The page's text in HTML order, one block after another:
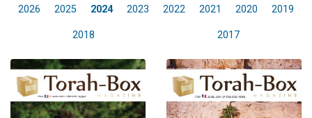
2026 2025 2024 2023 2022 2021 2020 2019
2018 2017